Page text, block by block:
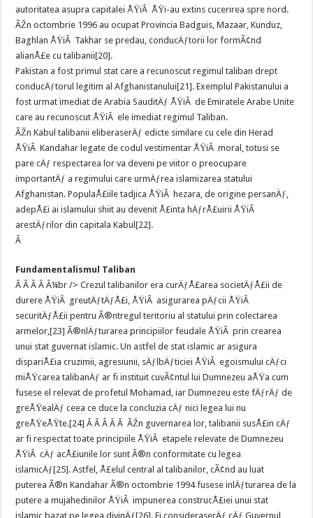
autoritatea asupra capitalei ÅŸiÂ ÅŸi-au extins cucerirea spre nord.
ÃŽn octombrie 1996 au ocupat Provincia Badguis, Mazaar, Kunduz,
Baghlan ÅŸiÂ Takhar se predau, conducÄƒtorii lor formÃ¢nd
alianÅ£e cu talibanii[20].
Pakistan a fost primul stat care a recunoscut regimul taliban drept
conducÄƒtorul legitim al Afghanistanului[21]. Exemplul Pakistanului a
fost urmat imediat de Arabia SauditÄƒ ÅŸiÂ de Emiratele Arabe Unite
care au recunoscut ÅŸiÂ ele imediat regimul Taliban.
ÃŽn Kabul talibanii eliberaserÄƒ edicte similare cu cele din Herad
ÅŸiÂ Kandahar legate de codul vestimentar ÅŸiÂ moral, totusi se
pare cÄƒ respectarea lor va deveni pe viitor o preocupare
importantÄƒ a regimului care urmÄƒrea islamizarea statului
Afghanistan. PopulaÅ£iile tadjica ÅŸiÂ hezara, de origine persanÄƒ,
adepÅ£i ai islamului shiit au devenit Å£inta hÄƒrÅ£uirii ÅŸiÂ
arestÄƒrilor din capitala Kabul[22].
Â
Fundamentalismul Taliban
Â Â Â Â Â¼br /> Crezul talibanilor era curÄƒÅ£area societÄƒÅ£ii de
durere ÅŸiÂ greutÄƒtÄƒÅ£i, ÅŸiÂ asigurarea pÄƒcii ÅŸiÂ
securitÄƒÅ£ii pentru Ã®ntregul teritoriu al statului prin colectarea
armelor,[23] Ã®nlÄƒturarea principiilor feudale ÅŸiÂ prin crearea
unui stat guvernat islamic. Un astfel de stat islamic ar asigura
dispariÅ£ia cruzimii, agresiunii, sÄƒlbÄƒticiei ÅŸiÂ egoismului cÄƒci
miÅŸcarea talibanÄƒ ar fi instituit cuvÃ¢ntul lui Dumnezeu aÅŸa cum
fusese el relevat de profetul Mohamad, iar Dumnezeu este fÄƒrÄƒ de
greÅŸealÄƒ ceea ce duce la concluzia cÄƒ nici legea lui nu
greÅŸeÅŸte.[24] Â Â Â Â Â ÃŽn guvernarea lor, talibanii susÅ£in cÄƒ
ar fi respectat toate principiile ÅŸiÂ etapele relevate de Dumnezeu
ÅŸiÂ cÄƒ acÅ£iunile lor sunt Ã®n conformitate cu legea
islamicÄƒ[25]. Astfel, Å£elul central al talibanilor, cÃ¢nd au luat
puterea Ã®n Kandahar Ã®n octombrie 1994 fusese inlÄƒturarea de la
putere a mujahedinilor ÅŸiÂ impunerea construcÅ£iei unui stat
islamic bazat pe legea divinÄƒ[26]. Ei consideraserÄƒ cÄƒ Guvernul